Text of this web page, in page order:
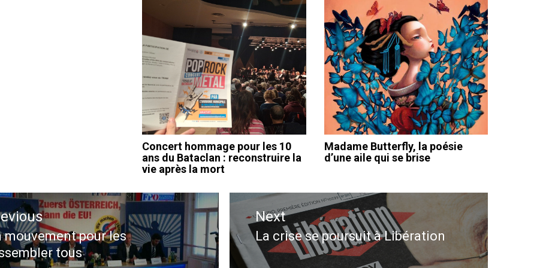
Concert hommage pour les 10
ans du Bataclan : reconstruire la
vie après la mort
Madame Butterfly, la poésie
d’une aile qui se brise
mouvement pour les
tous
Next
Next
post:
La crise se poursuit à Libération